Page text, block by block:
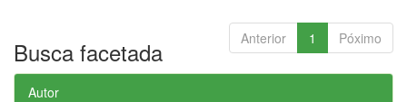
Anterior 1 Póximo
Busca facetada
Autor